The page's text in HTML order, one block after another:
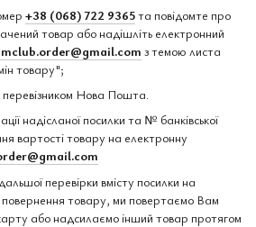
+38 (068) 722 9365та повідомте про
товар або надішліть електронний
з темою листа
товару";
перевізником Нова Пошта.
надісланої посилки та № банківської
вартості товару на електронну
перевірки вмісту посилки на
повернення товару, ми повертаємо Вам
або надсилаємо інший товар протягом